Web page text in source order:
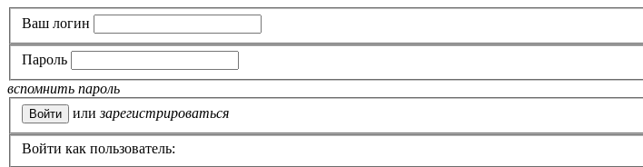
Ваш логин
Пароль
вспомнить пароль
или зарегистрироваться
Войти как пользователь: